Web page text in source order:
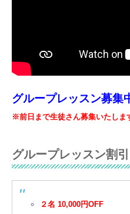
グループレッスン募集
※前日まで生徒さん募集いたしま
グループレッスン割引
２名 10,000円OFF